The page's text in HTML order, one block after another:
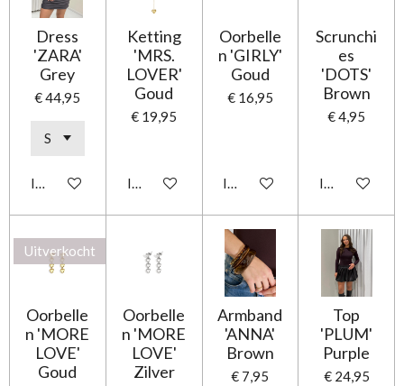
Dress
'ZARA'
Grey
€ 44,95
In winkelwagen
Ketting
'MRS.
LOVER'
Goud
€ 19,95
In winkelwagen
Oorbelle
n 'GIRLY'
Goud
€ 16,95
In winkelwagen
Scrunchi
es
'DOTS'
Brown
€ 4,95
In
Uitverkocht
Oorbelle
n 'MORE
LOVE'
Goud
Oorbelle
n 'MORE
LOVE'
Zilver
Armband
'ANNA'
Brown
€ 7,95
Top
'PLUM'
Purple
€ 24,95